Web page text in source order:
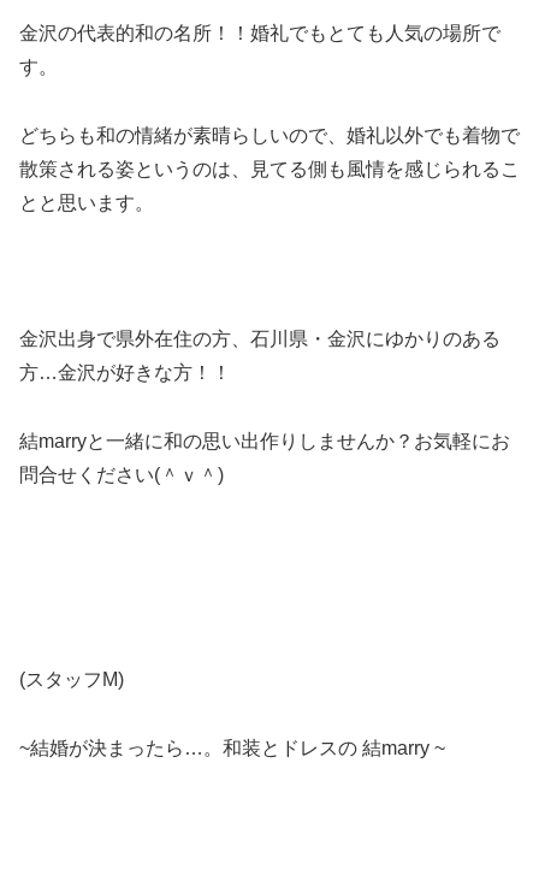
金沢の代表的和の名所！！婚礼でもとても人気の場所で
す。
どちらも和の情緒が素晴らしいので、婚礼以外でも着物で
散策される姿というのは、見てる側も風情を感じられるこ
とと思います。
金沢出身で県外在住の方、石川県・金沢にゆかりのある
方…金沢が好きな方！！
結marryと一緒に和の思い出作りしませんか？お気軽にお
問合せください(＾ｖ＾)
(スタッフM)
~結婚が決まったら…。和装とドレスの 結marry ~